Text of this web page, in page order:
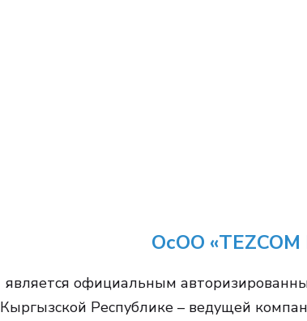
ОсОО «TEZCOM
является официальным
Кыргызской Республике – ведущей